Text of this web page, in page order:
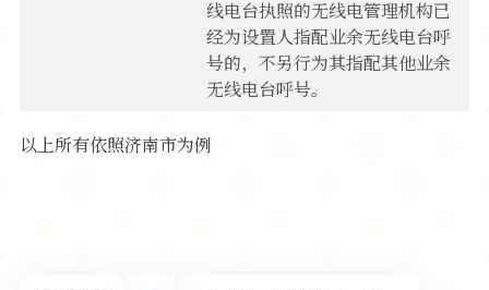
线电台执照的无线电管理机构已
经为设置人指配业余无线电台呼
号的，不另行为其指配其他业余
无线电台呼号。
以上所有依照济南市为例